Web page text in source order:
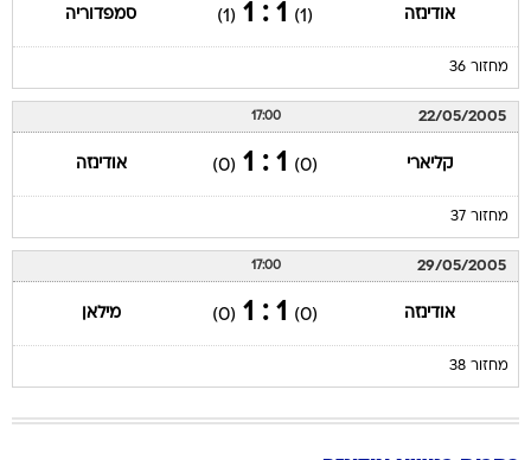
אודינזה (1)
1 : 1
(1) סמפדוריה
מחזור 36
22/05/2005
17:00
קליארי (0)
1 : 1
(0) אודינזה
מחזור 37
29/05/2005
17:00
אודינזה (0)
1 : 1
(0) מילאן
מחזור 38